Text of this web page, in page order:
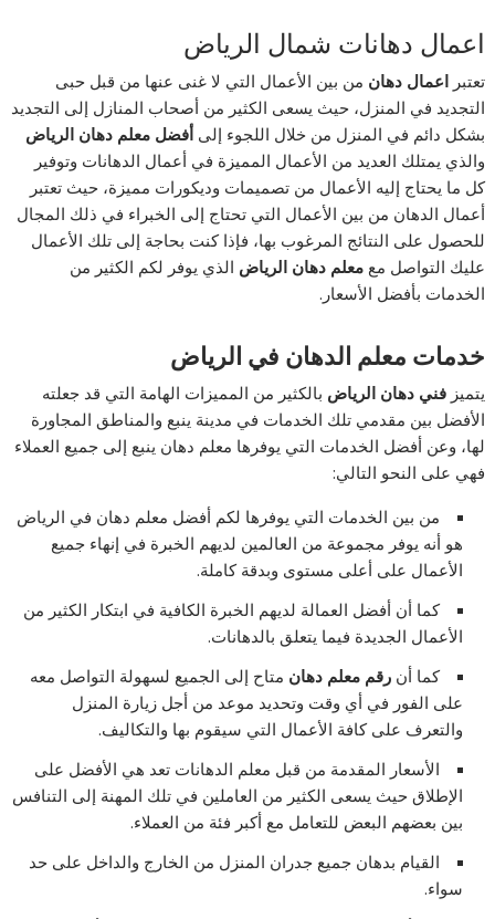
اعمال دهانات شمال الرياض
تعتبراعمال دهان من بين الأعمال التي لا غنى عنها من قبل حبى
التجديد في المنزل، حيث يسعى الكثير من أصحاب المنازل إلى التجديد
بشكل دائم في المنزل من خلال اللجوء إلىأفضل معلم دهان الرياض
والذي يمتلك العديد من الأعمال المميزة في أعمال الدهانات وتوفير
كل ما يحتاج إليه الأعمال من تصميمات وديكورات مميزة، حيث تعتبر
أعمال الدهان من بين الأعمال التي تحتاج إلى الخبراء في ذلك المجال
للحصول على النتائج المرغوب بها، فإذا كنت بحاجة إلى تلك الأعمال
عليك التواصل معمعلم دهان الرياض الذي يوفر لكم الكثير من
الخدمات بأفضل الأسعار.
خدمات معلم الدهان في الرياض
يتميزفني دهان الرياض بالكثير من المميزات الهامة التي قد جعلته
الأفضل بين مقدمي تلك الخدمات في مدينة ينبع والمناطق المجاورة
لها، وعن أفضل الخدمات التي يوفرها معلم دهان ينبع إلى جميع العملاء
فهي على النحو التالي:
من بين الخدمات التي يوفرها لكم أفضل معلم دهان في الرياض
هو أنه يوفر مجموعة من العالمين لديهم الخبرة في إنهاء جميع
الأعمال على أعلى مستوى وبدقة كاملة.
كما أن أفضل العمالة لديهم الخبرة الكافية في ابتكار الكثير من
الأعمال الجديدة فيما يتعلق بالدهانات.
كما أنرقم معلم دهان متاح إلى الجميع لسهولة التواصل معه
على الفور في أي وقت وتحديد موعد من أجل زيارة المنزل
والتعرف على كافة الأعمال التي سيقوم بها والتكاليف.
الأسعار المقدمة من قبل معلم الدهانات تعد هي الأفضل على
الإطلاق حيث يسعى الكثير من العاملين في تلك المهنة إلى التنافس
بين بعضهم البعض للتعامل مع أكبر فئة من العملاء.
القيام بدهان جميع جدران المنزل من الخارج والداخل على حد
سواء.